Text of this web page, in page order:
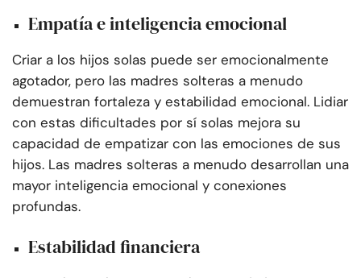
Empatía e inteligencia emocional
Criar a los hijos solas puede ser emocionalmente
agotador, pero las madres solteras a menudo
demuestran fortaleza y estabilidad emocional. Lidiar
con estas dificultades por sí solas mejora su
capacidad de empatizar con las emociones de sus
hijos. Las madres solteras a menudo desarrollan una
mayor inteligencia emocional y conexiones
profundas.
Estabilidad financiera